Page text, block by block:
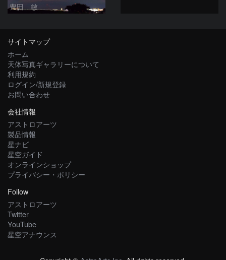
豊田 敏
サイトマップ
ホーム
天体写真ギャラリーについて
利用規約
ログイン/新規登録
お問い合わせ
会社情報
アストロアーツ
製品情報
星ナビ
星空ガイド
オンラインショップ
プライバシー・ポリシー
Follow
アストロアーツ
Twitter
YouTube
星空アナウンス